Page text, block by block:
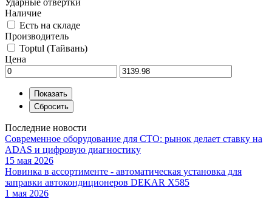
Наличие
Есть на складе
Производитель
Toptul (Тайвань)
Цена
Последние новости
Современное оборудование для СТО: рынок делает ставку на
ADAS и цифровую диагностику
15 мая 2026
Новинка в ассортименте - автоматическая установка для
заправки автокондиционеров DEKAR X585
1 мая 2026